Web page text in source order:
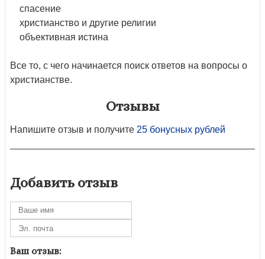
спасение
христианство и другие религии
объективная истина
Все то, с чего начинается поиск ответов на вопросы о
христианстве.
Отзывы
Напишите отзыв и получите 25 бонусных рублей
Добавить отзыв
Ваш отзыв: